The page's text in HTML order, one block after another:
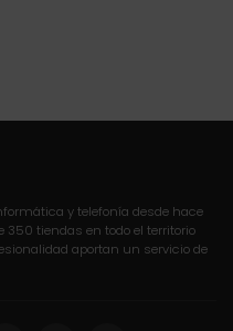
y telefonía desde hace
tiendas en todo el territorio
aportan un servicio de